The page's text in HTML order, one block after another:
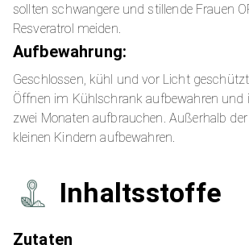
sollten schwangere und stillende Frauen
Resveratrol meiden.
Aufbewahrung:
Geschlossen, kühl und vor Licht
Öffnen im Kühlschrank aufbewahren und
zwei Monaten aufbrauchen. Außerhalb
kleinen Kindern aufbewahren.
Inhaltsstoffe
Zutaten